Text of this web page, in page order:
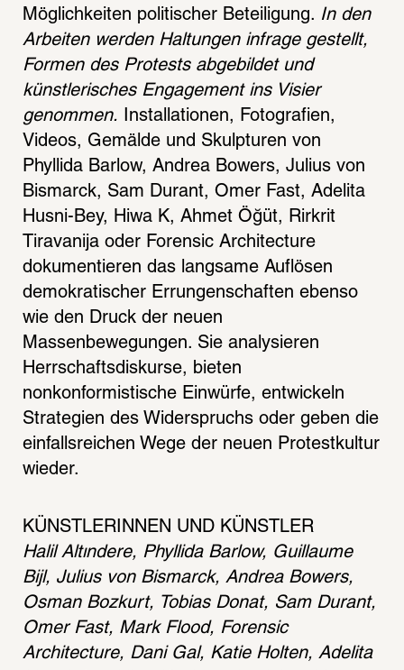
Möglichkeiten politischer Beteiligung. In den
Arbeiten werden Haltungen infrage gestellt,
Formen des Protests abgebildet und
künstlerisches Engagement ins Visier
genommen. Installationen, Fotografien,
Videos, Gemälde und Skulpturen von
Phyllida Barlow, Andrea Bowers, Julius von
Bismarck, Sam Durant, Omer Fast, Adelita
Husni-Bey, Hiwa K, Ahmet Öğüt, Rirkrit
Tiravanija oder Forensic Architecture
dokumentieren das langsame Auflösen
demokratischer Errungenschaften ebenso
wie den Druck der neuen
Massenbewegungen. Sie analysieren
Herrschaftsdiskurse, bieten
nonkonformistische Einwürfe, entwickeln
Strategien des Widerspruchs oder geben die
einfallsreichen Wege der neuen Protestkultur
wieder.
KÜNSTLERINNEN UND KÜNSTLER
Halil Altındere, Phyllida Barlow, Guillaume
Bijl, Julius von Bismarck, Andrea Bowers,
Osman Bozkurt, Tobias Donat, Sam Durant,
Omer Fast, Mark Flood, Forensic
Architecture, Dani Gal, Katie Holten, Adelita